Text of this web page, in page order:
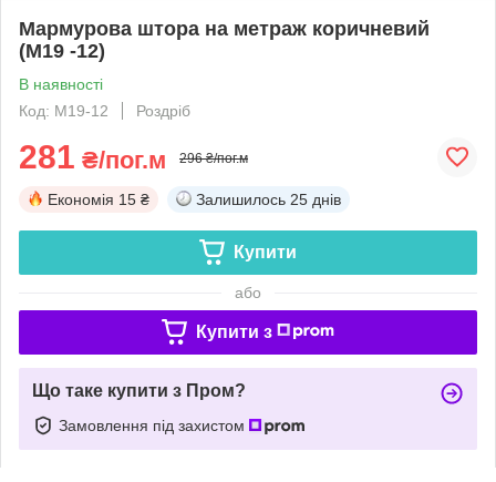
Мармурова штора на метраж коричневий
(М19 -12)
В наявності
Код: M19-12
Роздріб
281 ₴/пог.м 296 ₴/пог.м
Економія 15 ₴ Залишилось 25 днів
Купити
або
Купити з
Що таке купити з Пром?
Замовлення під захистом